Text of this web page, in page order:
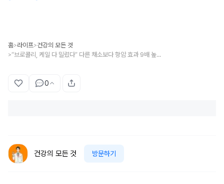
홈>라이프>건강의 모든 것
> “브로콜리, 케일 다 밀렸다” 다른 채소보다 항암 효과 9배 높다는 의외의 채소 1위
0
건강의 모든 것 방문하기